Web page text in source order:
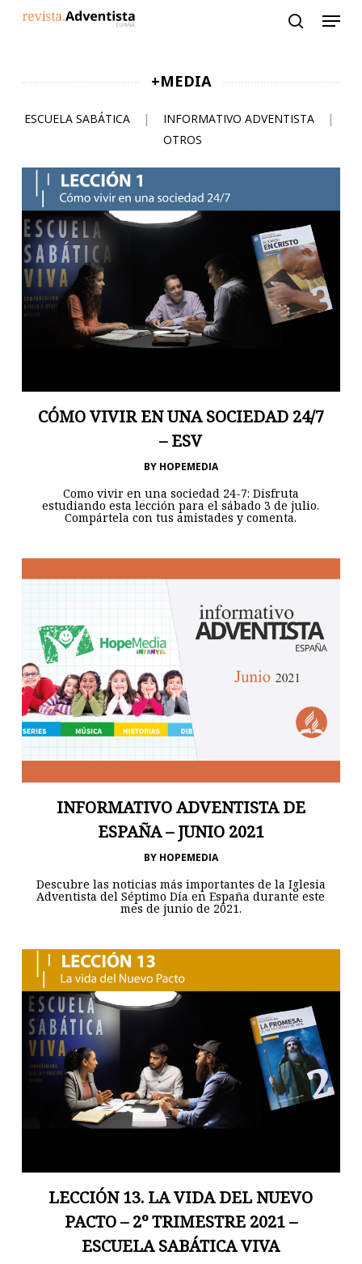
+MEDIA
ESCUELA SABÁTICA | INFORMATIVO ADVENTISTA
|
OTROS
CÓMO VIVIR EN UNA SOCIEDAD 24/7
– ESV
BY HOPEMEDIA
Como vivir en una sociedad 24-7: Disfruta
estudiando esta lección para el sábado 3 de julio.
Compártela con tus amistades y comenta.
INFORMATIVO ADVENTISTA DE
ESPAÑA – JUNIO 2021
BY HOPEMEDIA
Descubre las noticias más importantes de la Iglesia
Adventista del Séptimo Día en España durante este
mes de junio de 2021.
LECCIÓN 13. LA VIDA DEL NUEVO
PACTO – 2º TRIMESTRE 2021 –
ESCUELA SABÁTICA VIVA